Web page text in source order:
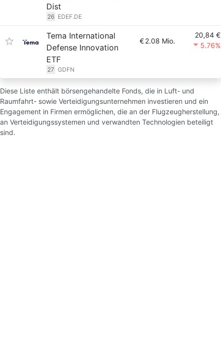
Dist
26 EDEF.DE
Tema International
Defense Innovation
ETF
27 GDFN
€2.08 Mio.
20,84 €
5.76%
Diese Liste enthält börsengehandelte Fonds, die in Luft- und
Raumfahrt- sowie Verteidigungsunternehmen investieren und ein
Engagement in Firmen ermöglichen, die an der Flugzeugherstellung,
an Verteidigungssystemen und verwandten Technologien beteiligt
sind.